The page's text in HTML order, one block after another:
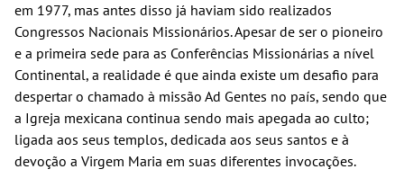
em 1977, mas antes disso já haviam sido realizados
Congressos Nacionais Missionários. Apesar de ser o pioneiro
e a primeira sede para as Conferências Missionárias a nível
Continental, a realidade é que ainda existe um desafio para
despertar o chamado à missão Ad Gentes no país, sendo que
a Igreja mexicana continua sendo mais apegada ao culto;
ligada aos seus templos, dedicada aos seus santos e à
devoção a Virgem Maria em suas diferentes invocações.